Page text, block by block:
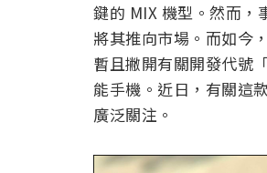
鍵的 MIX 機型。然而，
將其推向市場。而如今
暫且撇開有關開發代號
能手機。近日，有關這
廣泛關注。